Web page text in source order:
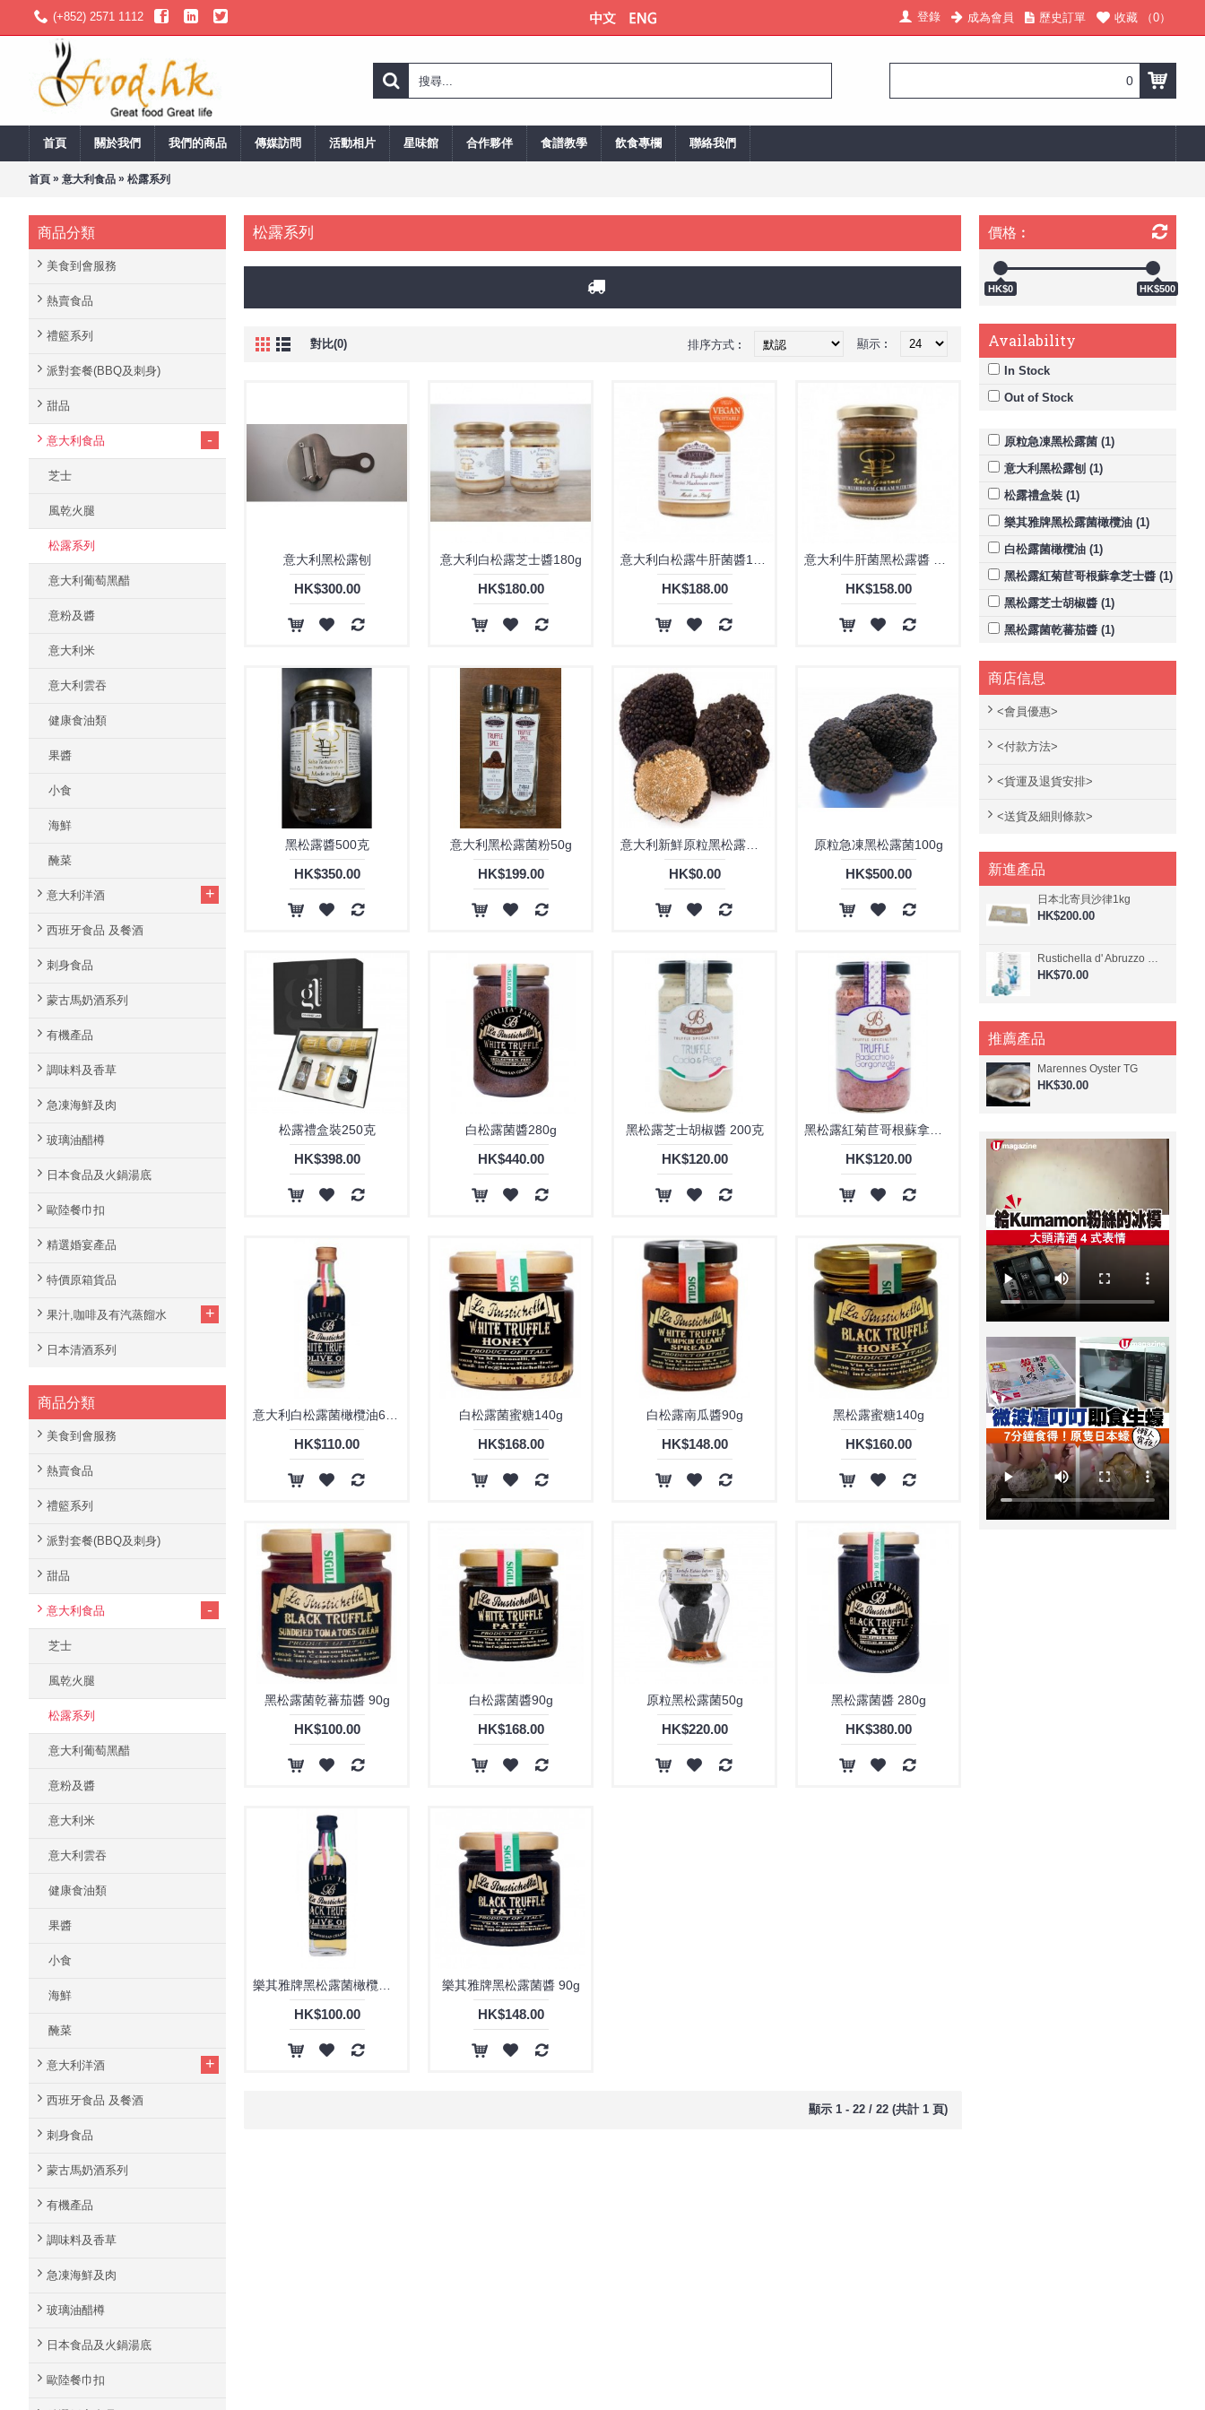
(+852) 2571 1112 登錄 成為會員 歷史訂單 收藏 （0）
0
首頁 關於我們 我們的商品 傳媒訪問 活動相片 星味館 合作夥伴 食譜教學 飲食專欄 聯絡我們
首頁 » 意大利食品 » 松露系列
商品分類
美食到會服務
熱賣食品
禮籃系列
派對套餐(BBQ及刺身)
甜品
意大利食品 -
芝士
風乾火腿
松露系列
意大利葡萄黑醋
意粉及醬
意大利米
意大利雲吞
健康食油類
果醬
小食
海鮮
醃菜
意大利洋酒 +
西班牙食品 及餐酒
刺身食品
蒙古馬奶酒系列
有機產品
調味料及香草
急凍海鮮及肉
玻璃油醋樽
日本食品及火鍋湯底
歐陸餐巾扣
精選婚宴產品
特價原箱貨品
果汁,咖啡及有汽蒸餾水 +
日本清酒系列
商品分類
美食到會服務
熱賣食品
禮籃系列
派對套餐(BBQ及刺身)
甜品
意大利食品 -
芝士
風乾火腿
松露系列
意大利葡萄黑醋
意粉及醬
意大利米
意大利雲吞
健康食油類
果醬
小食
海鮮
醃菜
意大利洋酒 +
西班牙食品 及餐酒
刺身食品
蒙古馬奶酒系列
有機產品
調味料及香草
急凍海鮮及肉
玻璃油醋樽
日本食品及火鍋湯底
歐陸餐巾扣
價格︰
HK$0 HK$500
Availability
In Stock
Out of Stock
原粒急凍黑松露菌 (1)
意大利黑松露刨 (1)
松露禮盒裝 (1)
樂其雅牌黑松露菌橄欖油 (1)
白松露菌橄欖油 (1)
黑松露紅菊苣哥根蘇拿芝士醬 (1)
黑松露芝士胡椒醬 (1)
黑松露菌乾蕃茄醬 (1)
商店信息
<會員優惠>
<付款方法>
<貨運及退貨安排>
<送貨及細則條款>
新進產品
日本北寄貝沙律1kg
HK$200.00
Rustichella d' Abruzzo 阿布素 - 螺旋藻香檸檬味意大利寬管粉 250g
HK$70.00
推薦產品
Marennes Oyster TG
HK$30.00
松露系列
對比(0) 顯示︰
排序方式︰
意大利黑松露刨
HK$300.00
意大利白松露芝士醬180g
HK$180.00
意大利白松露牛肝菌醬180g
HK$188.00
意大利牛肝菌黑松露醬 180g (素）
HK$158.00
黑松露醬500克
HK$350.00
意大利黑松露菌粉50g
HK$199.00
意大利新鮮原粒黑松露菌100G
HK$0.00
原粒急凍黑松露菌100g
HK$500.00
松露禮盒裝250克
HK$398.00
白松露菌醬280g
HK$440.00
黑松露芝士胡椒醬 200克
HK$120.00
黑松露紅菊苣哥根蘇拿芝士醬 200克
HK$120.00
意大利白松露菌橄欖油60ml
HK$110.00
白松露菌蜜糖140g
HK$168.00
白松露南瓜醬90g
HK$148.00
黑松露蜜糖140g
HK$160.00
黑松露菌乾蕃茄醬 90g
HK$100.00
白松露菌醬90g
HK$168.00
原粒黑松露菌50g
HK$220.00
黑松露菌醬 280g
HK$380.00
樂其雅牌黑松露菌橄欖油60ml
HK$100.00
樂其雅牌黑松露菌醬 90g
HK$148.00
顯示 1 - 22 / 22 (共計 1 頁)